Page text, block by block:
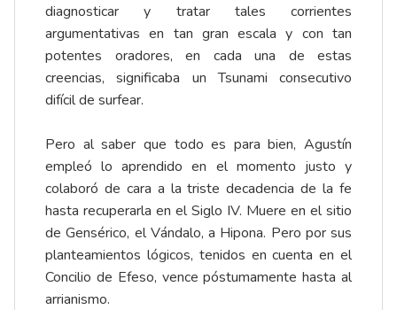
diagnosticar y tratar tales corrientes
argumentativas en tan gran escala y con tan
potentes oradores, en cada una de estas
creencias, significaba un Tsunami consecutivo
difícil de surfear.
Pero al saber que todo es para bien, Agustín
empleó lo aprendido en el momento justo y
colaboró de cara a la triste decadencia de la fe
hasta recuperarla en el Siglo IV. Muere en el sitio
de Gensérico, el Vándalo, a Hipona. Pero por sus
planteamientos lógicos, tenidos en cuenta en el
Concilio de Efeso, vence póstumamente hasta al
arrianismo.